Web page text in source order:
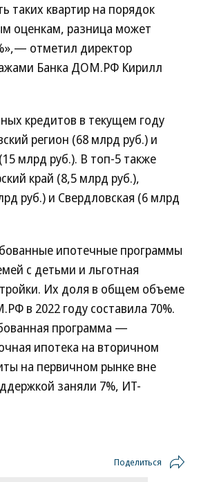
таких квартир на порядок
оценкам, разница может
отметил директор
Банка ДОМ.РФ Кирилл
кредитов в текущем году
регион (68 млрд руб.) и
млрд руб.). В топ-5 также
край (8,5 млрд руб.),
руб.) и Свердловская (6 млрд
ипотечные программы
с детьми и льготная
Их доля в общем объеме
в 2022 году составила 70%.
программа —
ипотека на вторичном
на первичном рынке вне
заняли 7%, ИТ-
Поделиться